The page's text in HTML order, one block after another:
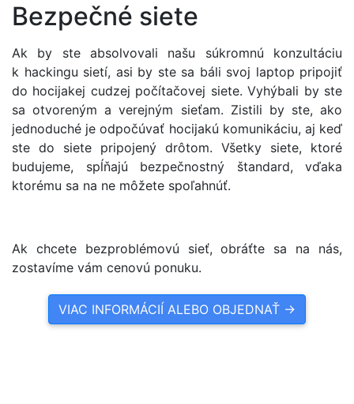
Bezpečné siete
Ak by ste absolvovali našu súkromnú konzultáciu
k hackingu sietí, asi by ste sa báli svoj laptop pripojiť
do hocijakej cudzej počítačovej siete. Vyhýbali by ste
sa otvoreným a verejným sieťam. Zistili by ste, ako
jednoduché je odpočúvať hocijakú komunikáciu, aj keď
ste do siete pripojený drôtom. Všetky siete, ktoré
budujeme, spĺňajú bezpečnostný štandard, vďaka
ktorému sa na ne môžete spoľahnúť.
Ak chcete bezproblémovú sieť, obráťte sa na nás,
zostavíme vám cenovú ponuku.
VIAC INFORMÁCIÍ ALEBO OBJEDNAŤ ->